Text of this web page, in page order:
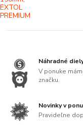
Náhradné
V ponuke
značku.
Novinky v
Pravideľne